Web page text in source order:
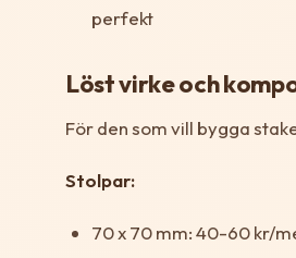
perfekt
Löst virke och
För den som vill bygga
Stolpar:
70 x 70 mm: 40-60 kr/